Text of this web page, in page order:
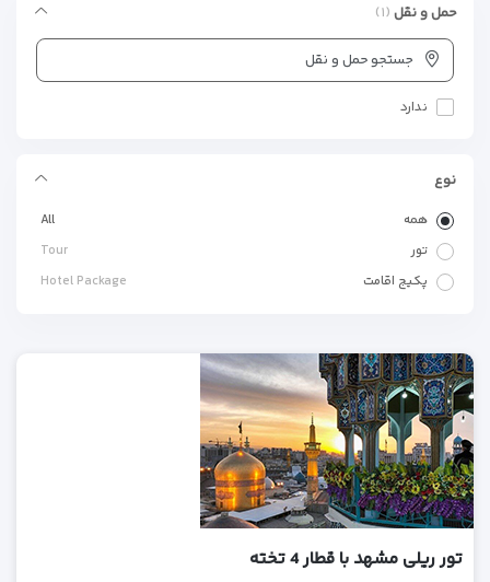
حمل و نقل (۱)
جستجو حمل و نقل
ندارد
نوع
همه
All
تور
Tour
پکیج اقامت
Hotel Package
تور ریلی مشهد با قطار 4 تخته